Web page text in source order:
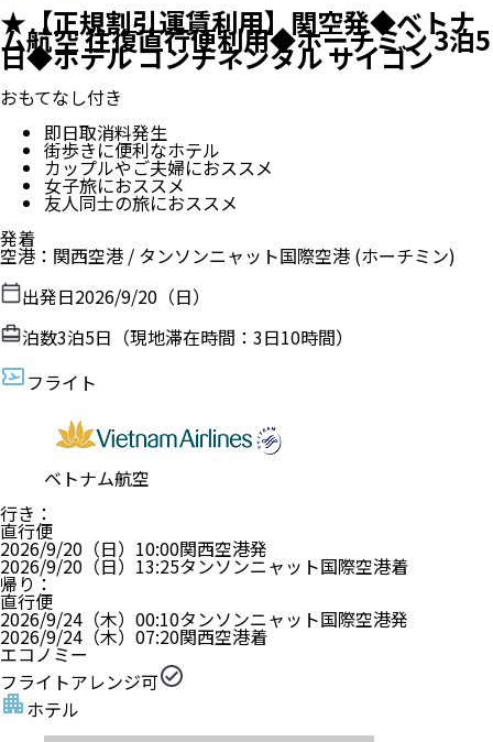
★【正規割引運賃利用】関空発◆ベトナ
ム航空 往復直行便利用◆ホーチミン 3泊5
日◆ホテル コンチネンタル サイゴン
おもてなし付き
即日取消料発生
街歩きに便利なホテル
カップルやご夫婦におススメ
女子旅におススメ
友人同士の旅におススメ
発着
空港 ： 関西空港 / タンソンニャット国際空港 (ホーチミン)
出発日2026/9/20（日）
泊数3泊5日（現地滞在時間： 3日10時間）
フライト
ベトナム航空
行き ：
直行便
2026/9/20（日） 10:00関西空港発
2026/9/20（日） 13:25タンソンニャット国際空港着
帰り ：
直行便
2026/9/24（木） 00:10タンソンニャット国際空港発
2026/9/24（木） 07:20関西空港着
エコノミー
フライトアレンジ可
ホテル